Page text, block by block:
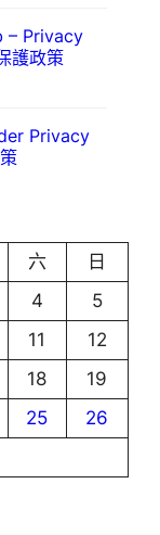
– Privacy
護政策
Privacy
六
日
4
5
11
12
18
19
25
26